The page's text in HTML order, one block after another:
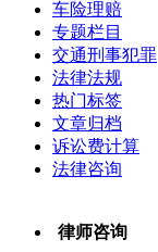
车险理赔
专题栏目
交通刑事犯罪
法律法规
热门标签
文章归档
诉讼费计算
法律咨询
律师咨询